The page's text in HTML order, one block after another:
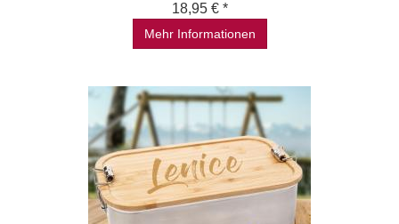
18,95 € *
Mehr Informationen